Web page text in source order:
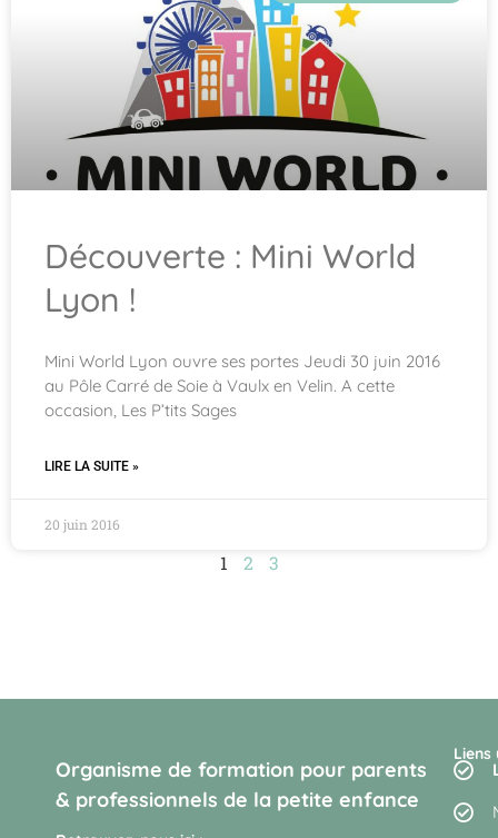
Découverte : Mini World
Lyon !
Mini World Lyon ouvre ses portes Jeudi 30 juin 2016
au Pôle Carré de Soie à Vaulx en Velin. A cette
occasion, Les P’tits Sages
LIRE LA SUITE »
20 juin 2016
1 2 3
Organisme de formation pour parents
& professionnels de la petite enfance
Liens